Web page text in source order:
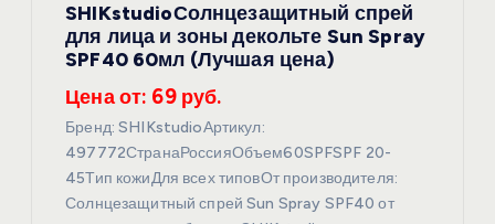
SHIKstudioСолнцезащитный спрей
для лица и зоны декольте Sun Spray
SPF40 60мл (Лучшая цена)
Цена от: 69 руб.
Бренд: SHIKstudioАртикул:
497772СтранаРоссияОбъем60SPFSPF 20-
45Тип кожиДля всех типовОт производителя:
Солнцезащитный спрей Sun Spray SPF40 от